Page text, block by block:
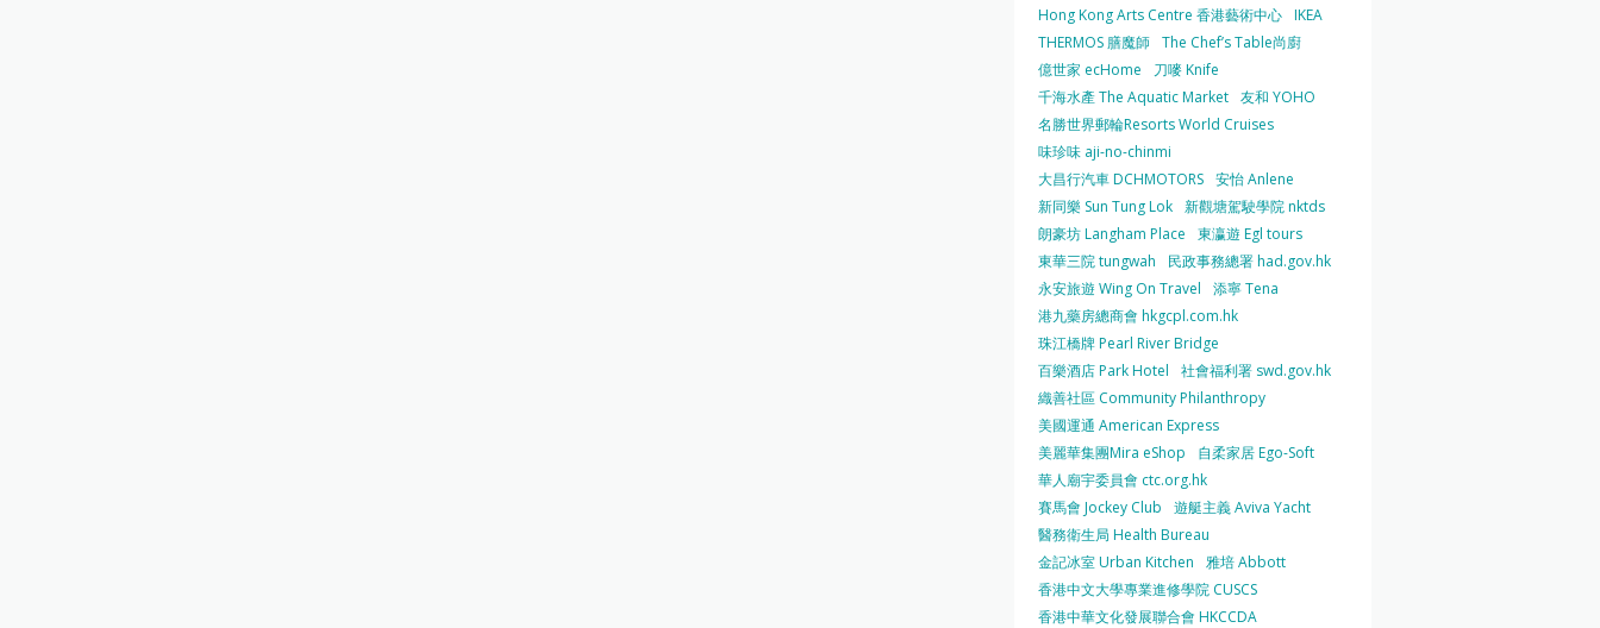
Hong Kong Arts Centre 香港藝術中心 IKEA
THERMOS 膳魔師 The Chef’s Table尚廚
億世家 ecHome
刀嘜 Knife
千海水產 The Aquatic Market 友和 YOHO
名勝世界郵輪Resorts World Cruises
味珍味 aji-no-chinmi
大昌行汽車 DCHMOTORS 安怡 Anlene
新同樂 Sun Tung Lok 新觀塘駕駛學院 nktds
朗豪坊 Langham Place
東瀛遊 Egl tours
東華三院 tungwah
民政事務總署 had.gov.hk
永安旅遊 Wing On Travel
添寧 Tena
港九藥房總商會 hkgcpl.com.hk
珠江橋牌 Pearl River Bridge
百樂酒店 Park Hotel
社會福利署 swd.gov.hk
織善社區 Community Philanthropy
美國運通 American Express
美麗華集團Mira eShop
自柔家居 Ego-Soft
華人廟宇委員會 ctc.org.hk
賽馬會 Jockey Club
遊艇主義 Aviva Yacht
醫務衛生局 Health Bureau
金記冰室 Urban Kitchen
雅培 Abbott
香港中文大學專業進修學院 CUSCS
香港中華文化發展聯合會 HKCCDA